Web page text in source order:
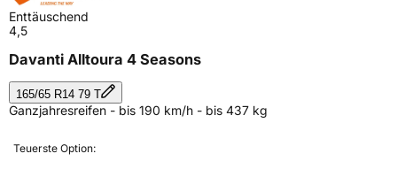
Enttäuschend
4,5
Davanti Alltoura 4 Seasons
165/65 R14 79 T
Ganzjahresreifen - bis 190 km/h - bis 437 kg
Teuerste Option: